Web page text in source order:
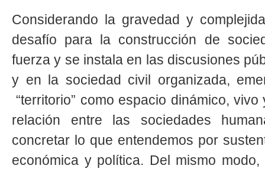
Considerando la gravedad y
desafío para la construcción de
fuerza y se instala en las discusiones
y en la sociedad civil organizada,
“territorio” como espacio dinámico,
relación entre las sociedades
concretar lo que entendemos por
económica y política. Del mismo